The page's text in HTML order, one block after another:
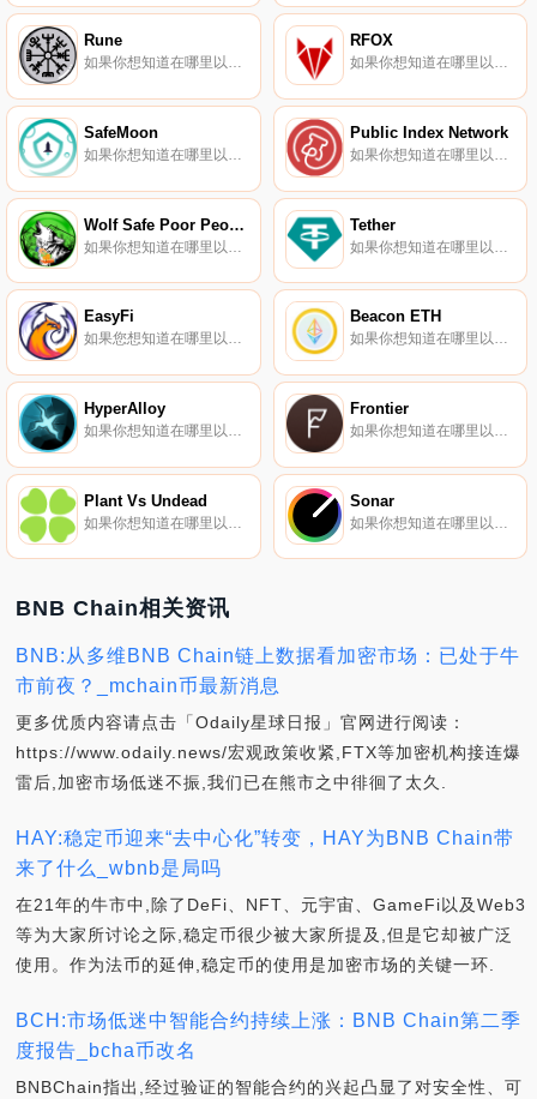
Rune
如果你想知道在哪里以当前价格购买Rune,目前交易{Rune]股票的顶级加密货币交易所是CoinTiger和Bitcoiva。您可以在我们的加密货币交易所页面上找到其他列表.
RFOX
如果你想知道在哪里以当前价格购买RFOX,目前交易{RFOX]股票的顶级加密货币交易所是KuCoin、Gate.io、MEXC、LATOKEN和PancakeSwap（V2）。您可以在我们的加密货币交易所页面上找到其他列表.
SafeMoon
如果你想知道在哪里以当前价格购买SafeMoon,目前交易{SafeMoon]股票的顶级加密货币交易所是PancakeSwap（V2）。您可以在我们的加密货币交易所页面上找到其他列表。什么是SafeMoon（SAFEMOON）？SafeMoon协议是一种去中心化金融（DeFi）代币.
Public Index Network
如果你想知道在哪里以当前价格购买Public Index Network,目前交易{Public Index Network]股票的顶级加密货币交易所是Sunswap V2和Bittrex。您可以在我们的加密货币交易所页面上找到其他列表.
Wolf Safe Poor People Tether
EasyFi
如果您想知道在哪里以当前价格购买EasyFi,目前交易｛EZnname｝股票的顶级加密货币交易所是Gate.io、ProBit Global、HotEZt、QuickSwap和PolyDEX。您可以在我们的加密货币交易所页面上找到其他列表.
Beacon ETH
如果你想知道在哪里以当前价格购买Beacon ETH,目前交易{Beacon ETH]股票的顶级加密货币交易所是Binance、OKX、CoinTiger、BingX和BitMart。您可以在我们的加密货币交易所页面上找到其他列表。Beacon ETH是信标链的令牌.
HyperAlloy
如果你想知道在哪里以当前价格购买HyperAlloy,目前交易{HyperAlloy]股票的顶级加密货币交易所是SouthXchange。您可以在我们的加密货币交易所页面上找到其他列表。HyperAlloy（ALLOY）为不可替代的数字资产（“NFT”）建立了流动性.
Frontier
如果你想知道在哪里以当前价格购买Frontier,目前交易{Frontier]股票的顶级加密货币交易所是Binance、OKX、Bitrue、Bitget和CoinTiger。您可以在我们的加密货币交易所页面上找到其他列表.
Plant Vs Undead Sonar
BNB Chain相关资讯
BNB:从多维BNB Chain链上数据看加密市场：已处于牛
市前夜？_mchain币最新消息
更多优质内容请点击「Odaily星球日报」官网进行阅读：
https://www.odaily.news/宏观政策收紧,FTX等加密机构接连爆
雷后,加密市场低迷不振,我们已在熊市之中徘徊了太久.
HAY:稳定币迎来“去中心化”转变，HAY为BNB Chain带
来了什么_wbnb是局吗
在21年的牛市中,除了DeFi、NFT、元宇宙、GameFi以及Web3
等为大家所讨论之际,稳定币很少被大家所提及,但是它却被广泛
使用。作为法币的延伸,稳定币的使用是加密市场的关键一环.
BCH:市场低迷中智能合约持续上涨：BNB Chain第二季
度报告_bcha币改名
BNBChain指出,经过验证的智能合约的兴起凸显了对安全性、可